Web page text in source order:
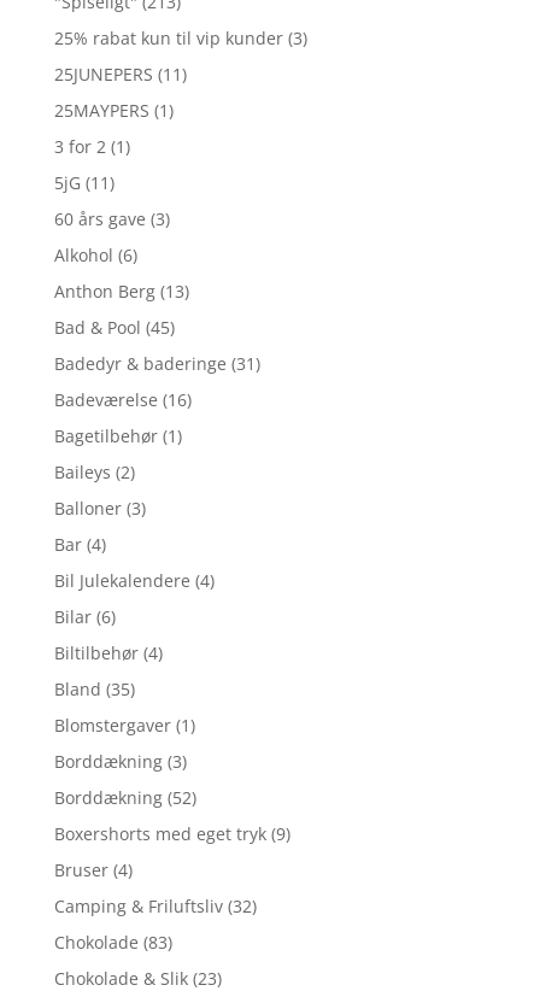
25% rabat kun til vip kunder (3)
25JUNEPERS (11)
25MAYPERS (1)
3 for 2 (1)
5jG (11)
60 års gave (3)
Alkohol (6)
Anthon Berg (13)
Bad & Pool (45)
Badedyr & baderinge (31)
Badeværelse (16)
Bagetilbehør (1)
Baileys (2)
Balloner (3)
Bar (4)
Bil Julekalendere (4)
Bilar (6)
Biltilbehør (4)
Bland (35)
Blomstergaver (1)
Borddækning (3)
Borddækning (52)
Boxershorts med eget tryk (9)
Bruser (4)
Camping & Friluftsliv (32)
Chokolade (83)
Chokolade & Slik (23)